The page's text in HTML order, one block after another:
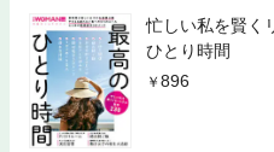
忙しい私を賢
ひとり時間
896